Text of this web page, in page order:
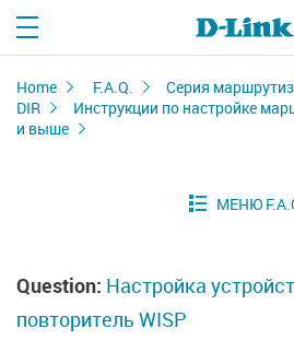
Home F.A.Q.
Серия
DIR
Инструкции по настройке
и выше
Question: Настройка
повторитель WISP